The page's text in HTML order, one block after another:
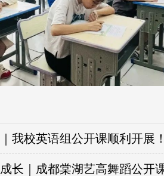
我校英语组公开课顺利开展
长｜成都棠湖艺高舞蹈公开